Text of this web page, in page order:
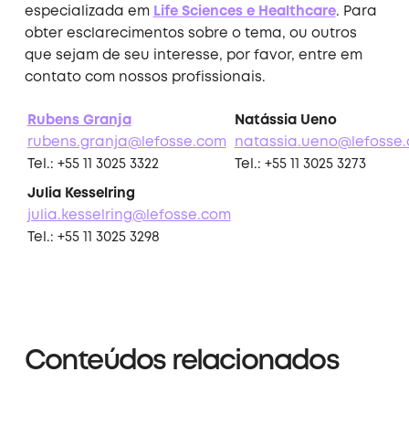
especializada em Life Sciences e Healthcare. Para
obter esclarecimentos sobre o tema, ou outros
que sejam de seu interesse, por favor, entre em
contato com nossos profissionais.
Rubens Granja
rubens.granja@lefosse.com
Tel.: +55 11 3025 3322
Natássia Ueno
Tel.: +55 11 3025 3273
Julia Kesselring
julia.kesselring@lefosse.com
Tel.: +55 11 3025 3298
Conteúdos relacionados